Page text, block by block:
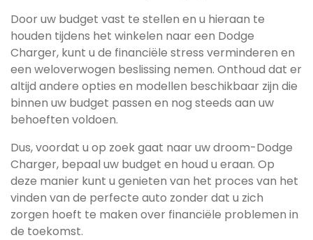
Door uw budget vast te stellen en u hieraan te
houden tijdens het winkelen naar een Dodge
Charger, kunt u de financiële stress verminderen en
een weloverwogen beslissing nemen. Onthoud dat er
altijd andere opties en modellen beschikbaar zijn die
binnen uw budget passen en nog steeds aan uw
behoeften voldoen.
Dus, voordat u op zoek gaat naar uw droom-Dodge
Charger, bepaal uw budget en houd u eraan. Op
deze manier kunt u genieten van het proces van het
vinden van de perfecte auto zonder dat u zich
zorgen hoeft te maken over financiële problemen in
de toekomst.